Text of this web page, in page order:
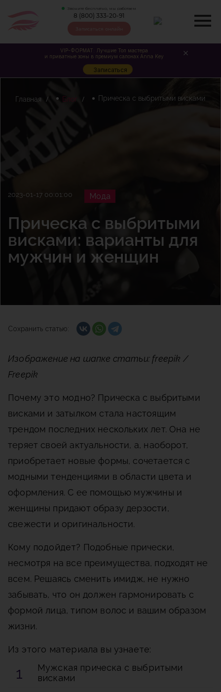
Звоните бесплатно, мы работаем
8 (800) 333-20-91
Записаться онлайн
Главная Блог Прическа с выбритыми висками
2023-01-17 00:01:00 Мода
Прическа с выбритыми
висками: варианты для
мужчин и женщин
Сохранить статью:
Изображение на шапке статьи: freepik /
Freepik
Почему это модно? Прическа с выбритыми
висками и затылком стала настоящим
трендом последних нескольких лет. Она не
теряет своей актуальности, а, наоборот,
приобретает новые формы, сочетается с
модными тенденциями в области цвета и
оформления. С ее помощью мужчины и
женщины придают образу дерзости,
свежести и оригинальности.
Кому подойдет? Подобные прически,
несмотря на все преимущества, подходят не
всем. Решаясь сменить имидж, не нужно
забывать, что он должен гармонировать с
формой лица, типом волос и вашим образом
жизни.
Из этого материала вы узнаете:
Мужская прическа с выбритыми
висками
VIP-ФОРМАТ: Лучшие Топ мастера
и приватные зоны в премиум салонах Anna Key
Записаться